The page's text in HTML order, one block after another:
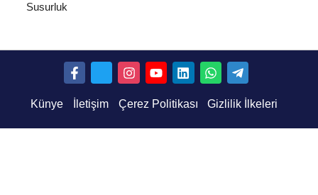
Susurluk
Künye İletişim Çerez Politikası Gizlilik İlkeleri